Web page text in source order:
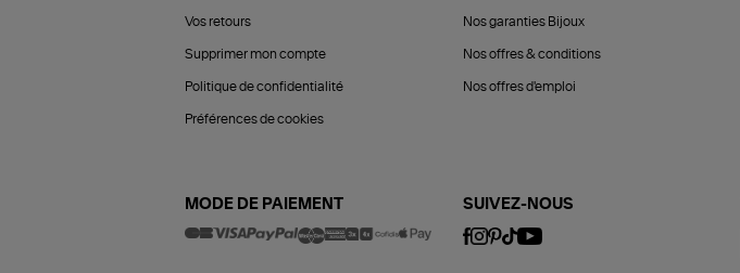
Vos retours
Supprimer mon compte
Politique de confidentialité
Préférences de cookies
Nos garanties Bijoux
Nos offres & conditions
Nos offres d'emploi
MODE DE PAIEMENT SUIVEZ-NOUS